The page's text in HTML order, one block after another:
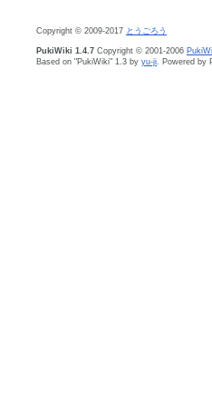
Copyright © 2009-2017 とうごろう
PukiWiki 1.4.7 Copyright © 2001-2006
Based on "PukiWiki" 1.3 by yu-ji. Powered by